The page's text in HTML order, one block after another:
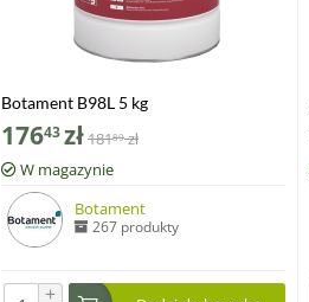
Botament B98L 5 kg
17643zł18189 zł
W magazynie
Botament
267 produkty
+